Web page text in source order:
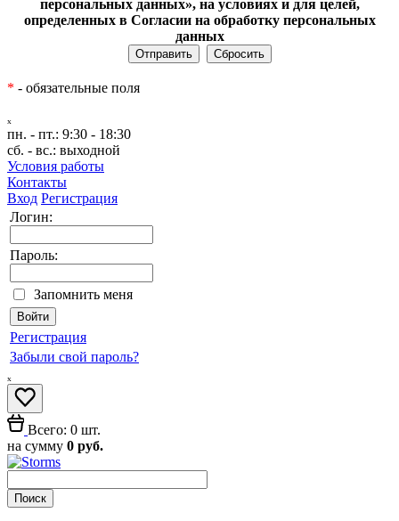
персональных данных», на условиях и для целей,
определенных в Согласии на обработку персональных
данных
* - обязательные поля
ₓ
пн. - пт.: 9:30 - 18:30
сб. - вс.: выходной
Условия работы
Контакты
Вход Регистрация
Логин:
Пароль:
Запомнить меня
Регистрация
Забыли свой пароль?
ₓ
Всего: 0 шт.
на сумму 0 руб.